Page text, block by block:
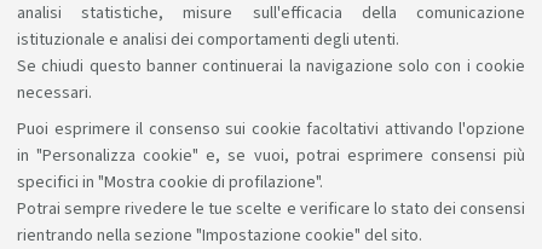
analisi statistiche, misure sull'efficacia della comunicazione
istituzionale e analisi dei comportamenti degli utenti.
Se chiudi questo banner continuerai la navigazione solo con i cookie
necessari.
Puoi esprimere il consenso sui cookie facoltativi attivando l'opzione
in "Personalizza cookie" e, se vuoi, potrai esprimere consensi più
specifici in "Mostra cookie di profilazione".
Potrai sempre rivedere le tue scelte e verificare lo stato dei consensi
rientrando nella sezione "Impostazione cookie" del sito.
Sosteniamo il diritto alla conoscenza
Seguici su: